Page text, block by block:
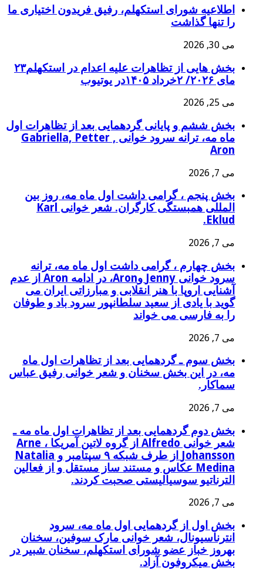
اطلاعیه شورای استکهلم، رفیق فریدون اختیاری ما
را تنها گذاشت
می 30, 2026
بخش هايی از تظاهرات علیه اعدام در استکهلم۲۳
مای ۲۰۲۶/ ۲خرداد ۱۴۰۵در یوتیوب
می 25, 2026
بخش ششم و پایانی گردهمايی بعد از تظاهرات اول
ماه مه، ترانه سرود خوانی Gabriella, Petter ,
Aron
می 7, 2026
بخش پنجم ، گرامی داشت اول ماه مه، روز بین
المللی همبستگی کارگران. شعر خوانی Karl
Eklud.
می 7, 2026
بخش چهارم ، گرامی داشت اول ماه مه، ترانه
سرود خوانی Jenny وAron، در ادامه Aron از عدم
آشنایی اروپا با هنر انقلابی و مبارزاتی ایران می
گوید با یادی از سعید سلطانپور سرود باد و طوفان
را به فارسی می خواند
می 7, 2026
بخش سوم ـ گردهمايی بعد از تظاهرات اول ماه
مه، در این بخش سخنان و شعر خوانی رفیق عباس
سماکار.
می 7, 2026
بخش دوم گردهمايی بعد از تظاهرات اول ماه مه ـ
شعر خوانی Alfredo از گروه لاتین آمریکا ، Arne
Johansson از طرف شبکه ۹ سپتامبر و Natalia
Medina عکاس و مستند ساز مستقل و از فعالین
الترناتیو سوسیالیستی صحبت کردند.
می 7, 2026
بخش اول از گردهمایی اول ماه مه، سرود
انترناسیونال، شعر خوانی مارک سوفین، سخنان
بهروز خباز عضو شورای استکهلم، سخنان شبیر در
بخش میکروفون آزاد.